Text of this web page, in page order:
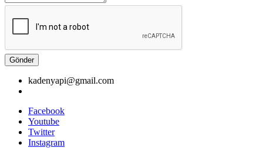
Gönder
kadenyapi@gmail.com
Facebook
Youtube
Twitter
Instagram